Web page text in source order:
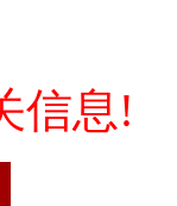
信息!